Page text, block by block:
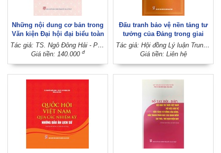
Những nội dung cơ bản trong
Văn kiện Đại hội đại biểu toàn
quốc lần thứ XIV của Đảng -
Hỏi và đáp
Tác giả: TS. Ngô Đông Hải - PGS.TS. Vũ Trọng Lâm (Đồng chủ biên)
Giá tiền: 140.000 đ
Đấu tranh bảo vệ nền tảng tư
tưởng của Đảng trong giai
đoạn mới
Tác giả: Hội đồng Lý luận Trung ương
Giá tiền: Liên hệ